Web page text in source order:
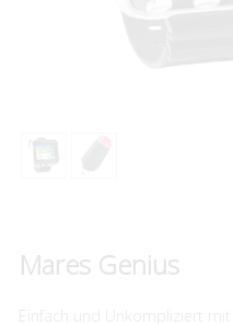
Mares Genius
Einfach und Unkompliziert mit